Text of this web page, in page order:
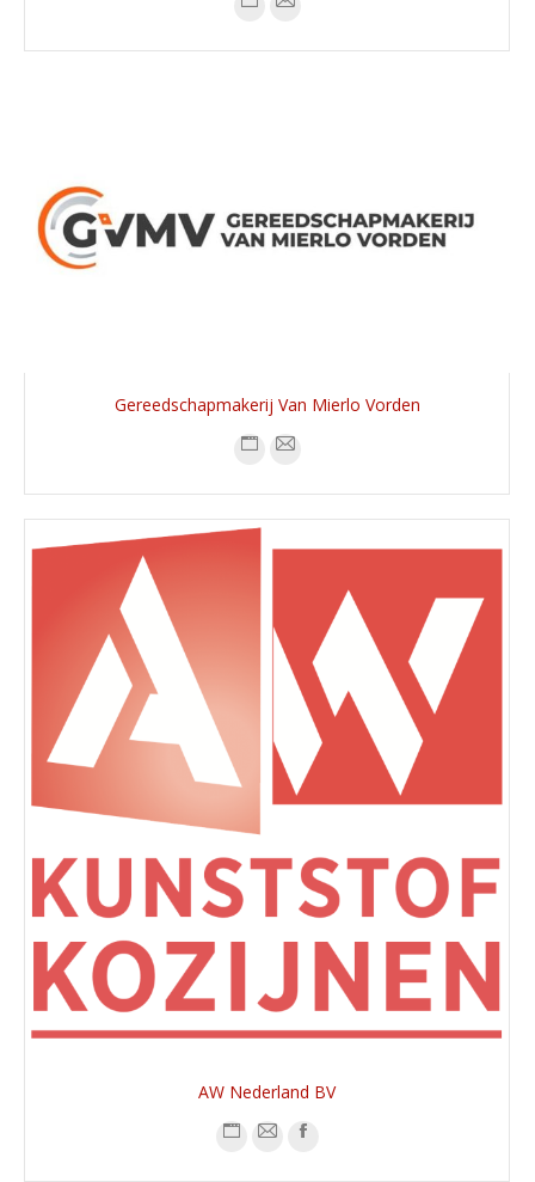
Gereedschapmakerij Van Mierlo Vorden
AW Nederland BV